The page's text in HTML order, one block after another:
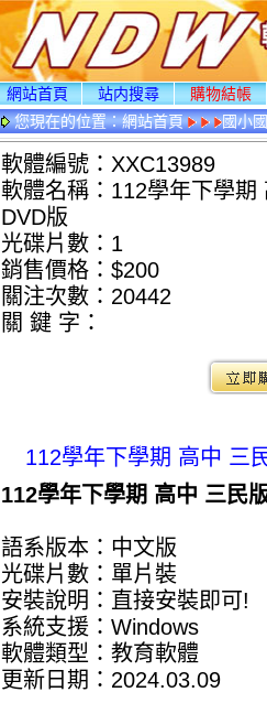
網站首頁 站内搜尋
購物結帳
您現在的位置：網站首頁 國小
軟體編號：XXC13989
軟體名稱：112學年下學
DVD版
光碟片數：1
銷售價格：$200
關注次數： 20442
關 鍵 字：
112學年下學期 高中 三
112學年下學期 高中 三民
語系版本：中文版
光碟片數：單片裝
安裝說明：直接安裝即可!
系統支援：Windows
軟體類型：教育軟體
更新日期：2024.03.09